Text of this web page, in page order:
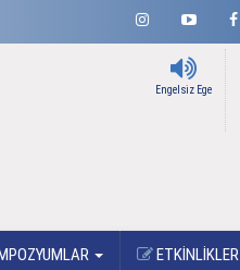
Engelsiz Ege
ETKİNLİKLER